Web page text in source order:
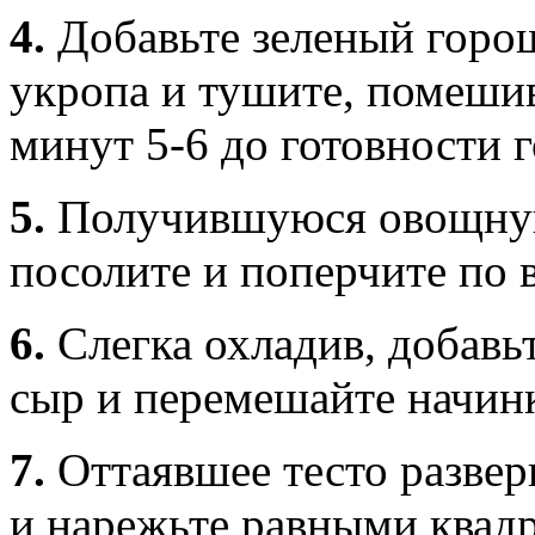
4. Добавьте зеленый
укропа и тушите,
минут 5-6 до готовности
5. Получившуюся
посолите и поперчите по
6. Слегка охладив,
сыр и перемешайте
7. Оттаявшее тесто
и нарежьте равными